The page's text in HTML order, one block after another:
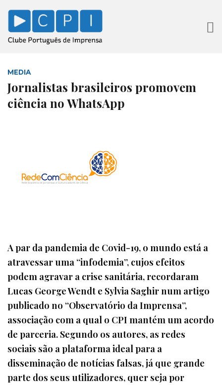
MEDIA
Jornalistas brasileiros promovem
ciência no WhatsApp
A par da pandemia de Covid-19, o mundo está a
atravessar uma “infodemia”, cujos efeitos
podem agravar a crise sanitária, recordaram
Lucas George Wendt e Sylvia Saghir num artigo
publicado no “Observatório da Imprensa”,
associação com a qual o CPI mantém um acordo
de parceria. Segundo os autores, as redes
sociais são a plataforma ideal para a
disseminação de notícias falsas, já que grande
parte dos seus utilizadores, quer seja por